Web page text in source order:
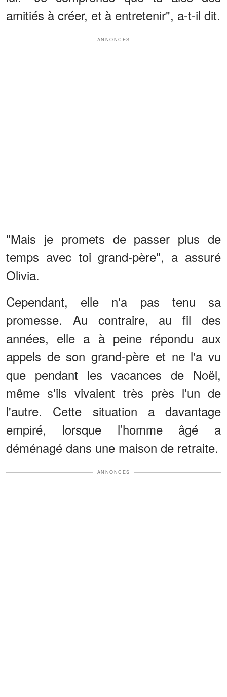
amitiés à créer, et à entretenir", a-t-il dit.
ANNONCES
"Mais je promets de passer plus de
temps avec toi grand-père", a assuré
Olivia.
Cependant, elle n'a pas tenu sa
promesse. Au contraire, au fil des
années, elle a à peine répondu aux
appels de son grand-père et ne l'a vu
que pendant les vacances de Noël,
même s'ils vivaient très près l'un de
l'autre. Cette situation a davantage
empiré, lorsque l’homme âgé a
déménagé dans une maison de retraite.
ANNONCES